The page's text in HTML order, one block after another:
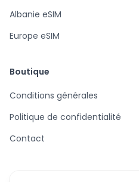
Albanie eSIM
Europe eSIM
Boutique
Conditions générales
Politique de confidentialité
Contact